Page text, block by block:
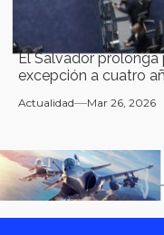
El Salvador prolonga
excepción a cuatro
Actualidad Mar 26, 2026